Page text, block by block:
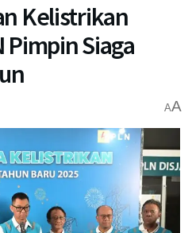
Kelistrikan
Pimpin Siaga
AA